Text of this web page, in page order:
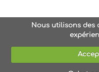
Nous utilisons des